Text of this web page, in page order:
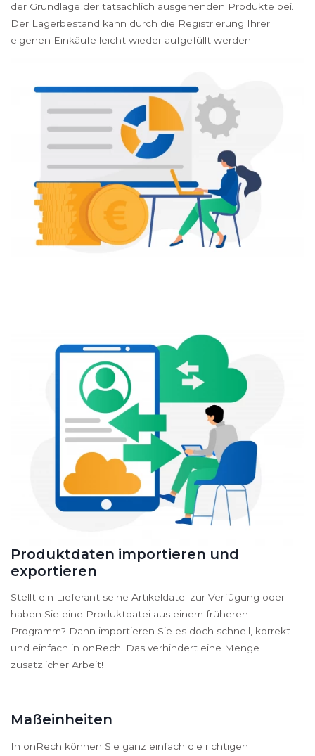
der Grundlage der tatsächlich ausgehenden Produkte bei.
Der Lagerbestand kann durch die Registrierung Ihrer
eigenen Einkäufe leicht wieder aufgefüllt werden.
Produktdaten importieren und
exportieren
Stellt ein Lieferant seine Artikeldatei zur Verfügung oder
haben Sie eine Produktdatei aus einem früheren
Programm? Dann importieren Sie es doch schnell, korrekt
und einfach in onRech. Das verhindert eine Menge
zusätzlicher Arbeit!
Maßeinheiten
In onRech können Sie ganz einfach die richtigen